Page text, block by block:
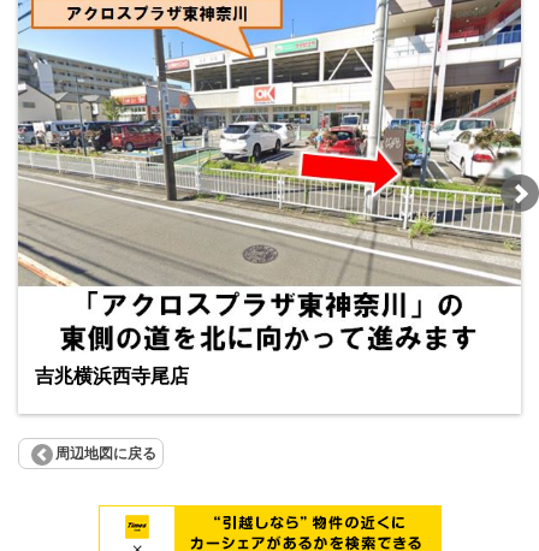
吉兆横浜西寺尾店
周辺地図に戻る